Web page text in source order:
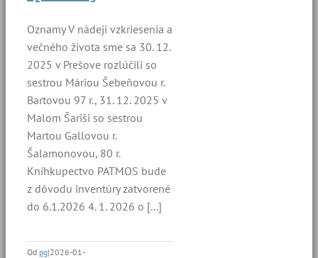
Oznamy V nádeji vzkriesenia a
večného života sme sa 30. 12.
2025 v Prešove rozlúčili so
sestrou Máriou Šebeňovou r.
Bartovou 97 r., 31. 12. 2025 v
Malom Šariši so sestrou
Martou Gallovou r.
Šalamonovou, 80 r.
Kníhkupectvo PATMOS bude
z dôvodu inventúry zatvorené
do 6.1.2026 4. 1. 2026 o [...]
Od pg|2026-01-